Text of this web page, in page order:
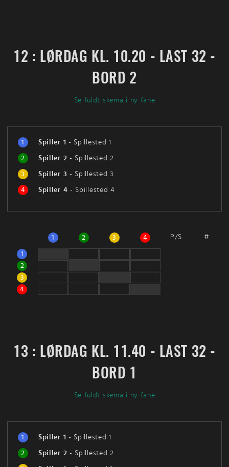
12 : LØRDAG KL. 10.20 - LAST 32 -
BORD 2
Se fuldt skema i ny fane
1 Spiller 1 - Spillested 1
2
Spiller 2 - Spillested 2
3
Spiller 3 - Spillested 3
4
Spiller 4 - Spillested 4
1 2 3 4 P/S
#
1
2
3
4
13 : LØRDAG KL. 11.40 - LAST 32 -
BORD 1
Se fuldt skema i ny fane
1 Spiller 1 - Spillested 1
2
Spiller 2 - Spillested 2